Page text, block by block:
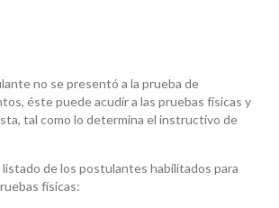
no se presentó a la prueba de
éste puede acudir a las pruebas físicas y
tal como lo determina el instructivo de
listado de los postulantes habilitados para
físicas: